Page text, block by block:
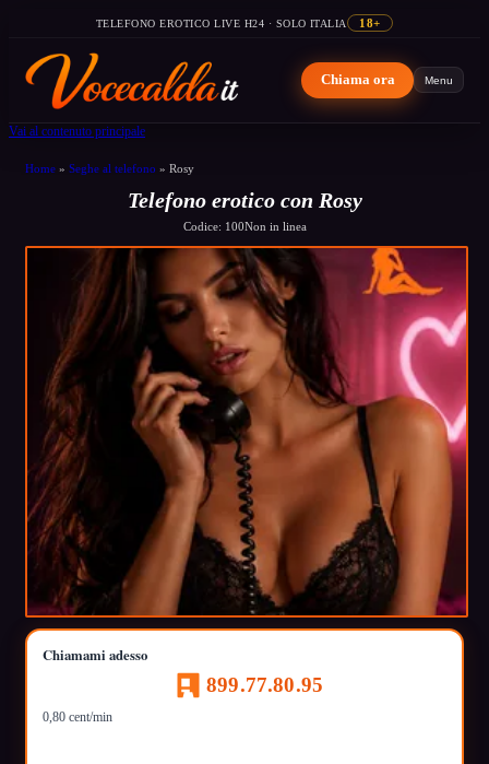
TELEFONO EROTICO LIVE H24 · SOLO ITALIA 18+
Chiama ora Menu
Vai al contenuto principale
Home » Seghe al telefono » Rosy
Telefono erotico con Rosy
Codice: 100Non in linea
Chiamami adesso
899.77.80.95
0,80 cent/min